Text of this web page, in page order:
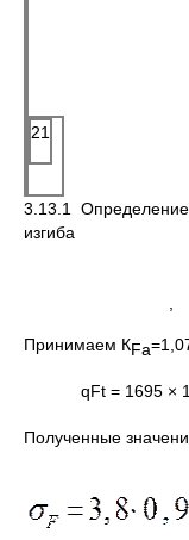
21
3.13.1 Определение
изгиба
qFt
Принимаем КFa
qFt = 1695 ×
Полученные